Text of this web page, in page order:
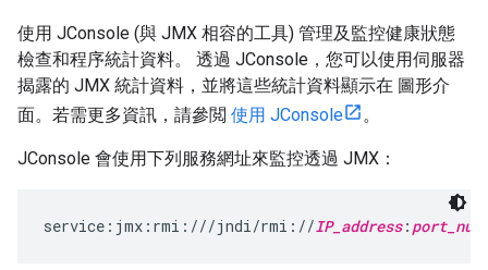
使用 JConsole (與 JMX 相容的工具) 管理及監控健康狀態
檢查和程序統計資料。 透過 JConsole，您可以使用伺服器
揭露的 JMX 統計資料，並將這些統計資料顯示在 圖形介
面。若需更多資訊，請參閲 使用 JConsole 。
JConsole 會使用下列服務網址來監控透過 JMX：
service:jmx:rmi:///jndi/rmi://IP_address: